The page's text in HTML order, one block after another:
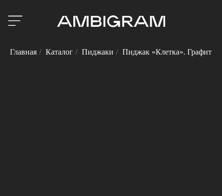
Главная / Каталог / Пиджаки / Пиджак «Клетка». Графит